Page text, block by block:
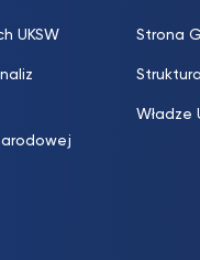
UKSW Strona
Władze